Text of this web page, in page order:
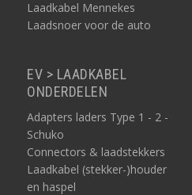
Laadkabel Mennekes
Laadsnoer voor de auto
EV > LAADKABEL
ONDERDELEN
Adapters laders Type 1 - 2 -
Schuko
Connectors & laadstekkers
Laadkabel (stekker-)houder
en haspel